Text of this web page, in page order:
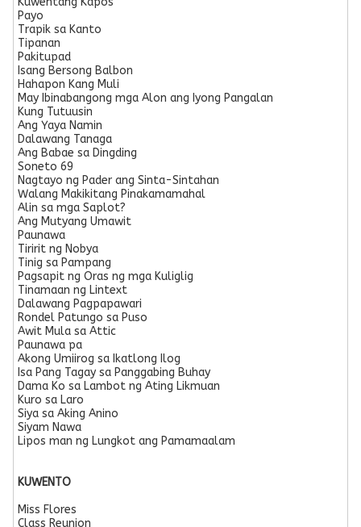
Payo
Trapik sa Kanto
Tipanan
Pakitupad
Isang Bersong Balbon
Hahapon Kang Muli
May Ibinabangong mga Alon ang Iyong Pangalan
Kung Tutuusin
Ang Yaya Namin
Dalawang Tanaga
Ang Babae sa Dingding
Soneto 69
Nagtayo ng Pader ang Sinta-Sintahan
Walang Makikitang Pinakamamahal
Alin sa mga Saplot?
Ang Mutyang Umawit
Paunawa
Tiririt ng Nobya
Tinig sa Pampang
Pagsapit ng Oras ng mga Kuliglig
Tinamaan ng Lintext
Dalawang Pagpapawari
Rondel Patungo sa Puso
Awit Mula sa Attic
Paunawa pa
Akong Umiirog sa Ikatlong Ilog
Isa Pang Tagay sa Panggabing Buhay
Dama Ko sa Lambot ng Ating Likmuan
Kuro sa Laro
Siya sa Aking Anino
Siyam Nawa
Lipos man ng Lungkot ang Pamamaalam
KUWENTO
Miss Flores
Class Reunion